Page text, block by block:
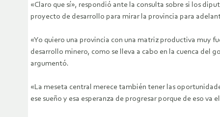
«Claro que sí», respondió ante la consulta sobre si los
proyecto de desarrollo para mirar la provincia para
«Yo quiero una provincia con una matriz productiva muy
desarrollo minero, como se lleva a cabo en la cuenca del
argumentó.
«La meseta central merece también tener las
ese sueño y esa esperanza de progresar porque de eso